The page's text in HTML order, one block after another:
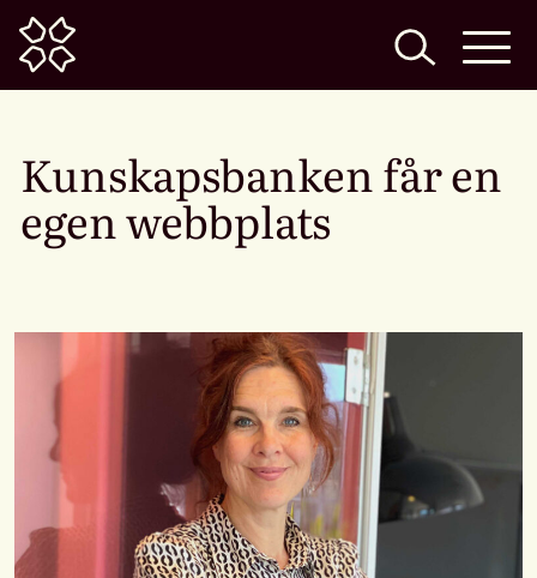
Home
Kunskapsbanken får en
egen webbplats